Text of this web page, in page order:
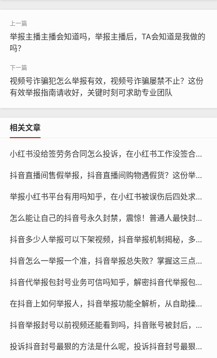
就需要直接跳出平台生态。
目前公认最有效、威慑力最强
的投诉渠道是“全国12315平台”。你可以在微信小程序或
入驻商家的监管责任，投诉对象需为商家营业执照上的公
根据《电子商务法》，如果平台无法提供商家真实有效信
息，则需要承担先行赔付责任，12315会将工单直接派送
自上而下的压力，往往能让平台和商家迅速拿出一套能解
如果通过12315调解后,商家依然顽抗或涉及严重的消费欺
商家），普通人单打独斗往往耗时耗力且法律知识不足，
这类团队精通证据梳理、谈判技巧和诉讼流程，能够帮你
出具律师函，或代理进行集体诉讼，用专业力量给不法商
龙拨打12315同时对商家和平台施压，遇大额疑难杂症果
举报主播主播会知道吗，举报主播后，TA会知道是我做的
吗？
视频号诈骗犯怎么举报有效，视频号诈骗屡禁不止？这份
有效举报指南请收好，关键时刻可求助专业团队
相关文章
小红书没给签劳务合同怎么投诉，在小红书工作没签合同还被优化？别慌，这样投诉最管用
抖音直播间售假举报，抖音直播间购物遇假货？这份举报维权指南请收好，必要时可寻求专业团队协助
举报小红书平台有用吗知乎，在小红书被误伤后四处求助，举报到底有没有用？
怎么能让自己的抖音号永久封禁，震惊！普通人最快封号的终极方法，建议立刻收藏
抖音多少人举报可以下架视频，抖音举报机制揭秘，多少人能让违规视频下架？
抖音怎么一举报一个准，抖音举报总失败？掌握这三点核心逻辑，一举报一个准
抖音代举报包封号业务可信吗知乎，解密抖音代举报包封号业务，是灰色地带的捷径还是深不见底的陷阱？
在抖音上如何举报人，抖音举报功能全解析，从自助操作到专业维权，这些要点你必须知道
抖音举报封号以前视频还能看到吗，抖音账号被封后，以前的视频到底去哪了？答案和你想的不一样
投诉抖音封号最狠的方法是什么呢，投诉抖音封号最狠的方法是什么？终极维权指南看这一篇就够了